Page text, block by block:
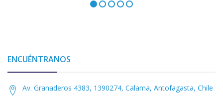
ENCUÉNTRANOS
Av. Granaderos 4383, 1390274, Calama, Antofagasta, Chile